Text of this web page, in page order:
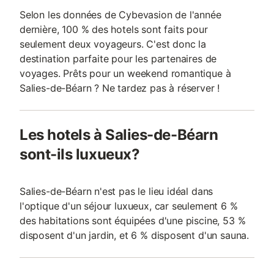
Selon les données de Cybevasion de l'année
dernière, 100 % des hotels sont faits pour
seulement deux voyageurs. C'est donc la
destination parfaite pour les partenaires de
voyages. Prêts pour un weekend romantique à
Salies-de-Béarn ? Ne tardez pas à réserver !
Les hotels à Salies-de-Béarn
sont-ils luxueux?
Salies-de-Béarn n'est pas le lieu idéal dans
l'optique d'un séjour luxueux, car seulement 6 %
des habitations sont équipées d'une piscine, 53 %
disposent d'un jardin, et 6 % disposent d'un sauna.